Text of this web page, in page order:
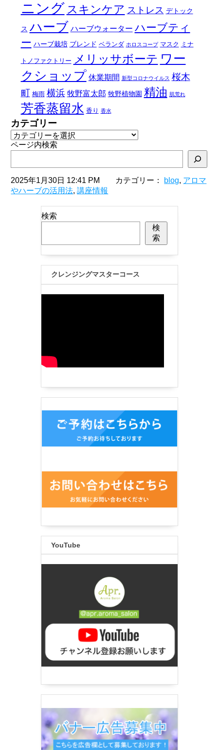
ニング スキンケア ストレス デトック
ス ハーブ ハーブウォーター ハーブティ
ー ハーブ栽培 ブレンド ベランダ ホロスコープ マスク ミナ
トノファクトリー メリッサボーテ ワー
クショップ 休業期間 新型コロナウイルス 桜木
町 梅雨 横浜 牧野富太郎 牧野植物園 精油 肌荒れ
芳香蒸留水 香り 香水
カテゴリー
ページ内検索
2025年1月30日 12:41 PM カテゴリー： blog, アロマ
やハーブの活用法,講座情報
検索
検
索
クレンジングマスターコース
YouTube